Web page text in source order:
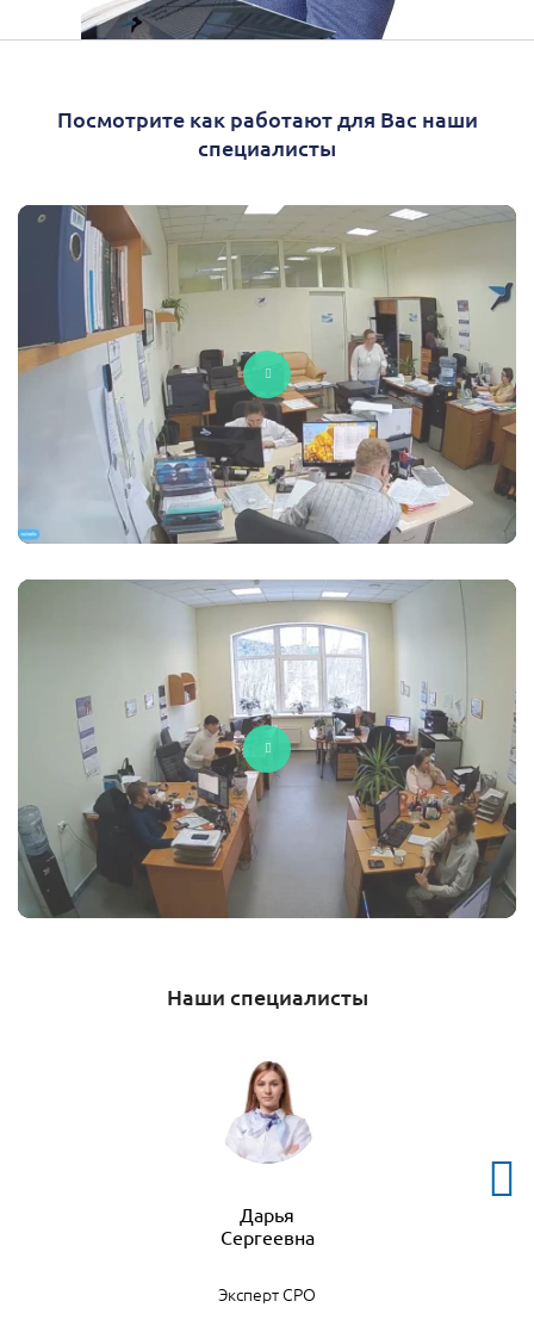
Посмотрите как работают для Вас наши
специалисты
Наши специалисты
Дарья
Сергеевна
Эксперт СРО